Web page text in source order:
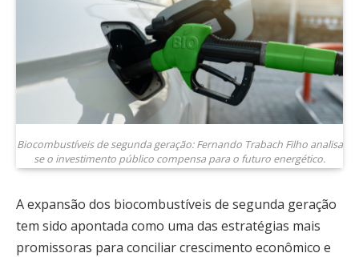
Biocombustíveis de segunda geração: Fernando Trabach Filho analisa
se o investimento público compensa para o futuro energético.
A expansão dos biocombustíveis de segunda geração
tem sido apontada como uma das estratégias mais
promissoras para conciliar crescimento econômico e